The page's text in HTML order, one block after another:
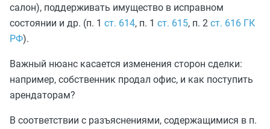
салон), поддерживать имущество в исправном
состоянии и др. (п. 1 ст. 614, п. 1 ст. 615, п. 2 ст. 616 ГК
РФ).
Важный нюанс касается изменения сторон сделки:
например, собственник продал офис, и как поступить
арендаторам?
В соответствии с разъяснениями, содержащимися в п.